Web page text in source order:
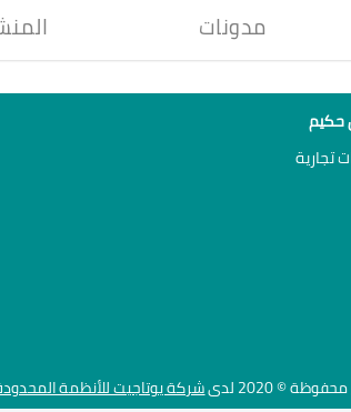
مدونات
تجارية
© 2020 لدى شركة يوتاجيت للأنظمة